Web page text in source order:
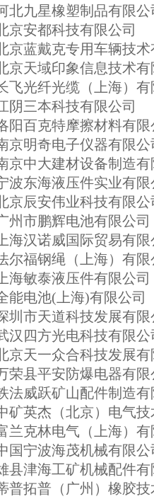
北九星橡塑制品有限公
京安都科技有限公司
京蓝戴克专用车辆技
京天域印象信息技术有
飞光纤光缆（上海）有
阴三本科技有限公司
阳百克特摩擦材料有限
京明奇电子仪器有限公
京中大建材设备制造有
波东海液压件实业有限
京辰安伟业科技有限公
州市鹏辉电池有限公司
上海汉诺威国际贸易有
尔福钢绳（上海）有限
上海敏泰液压件有限公司
能电池(上海)有限公司
圳市天道科技发展有限
汉四方光电科技有限公
京天一众合科技发展
荣县平安防爆电器有限
法威跃矿山配件制造有
矿英杰（北京）电气
兰克林电气（上海）有
国宁波海茂机械有限公
县津海工矿机械配件有
普拓普（广州）橡胶